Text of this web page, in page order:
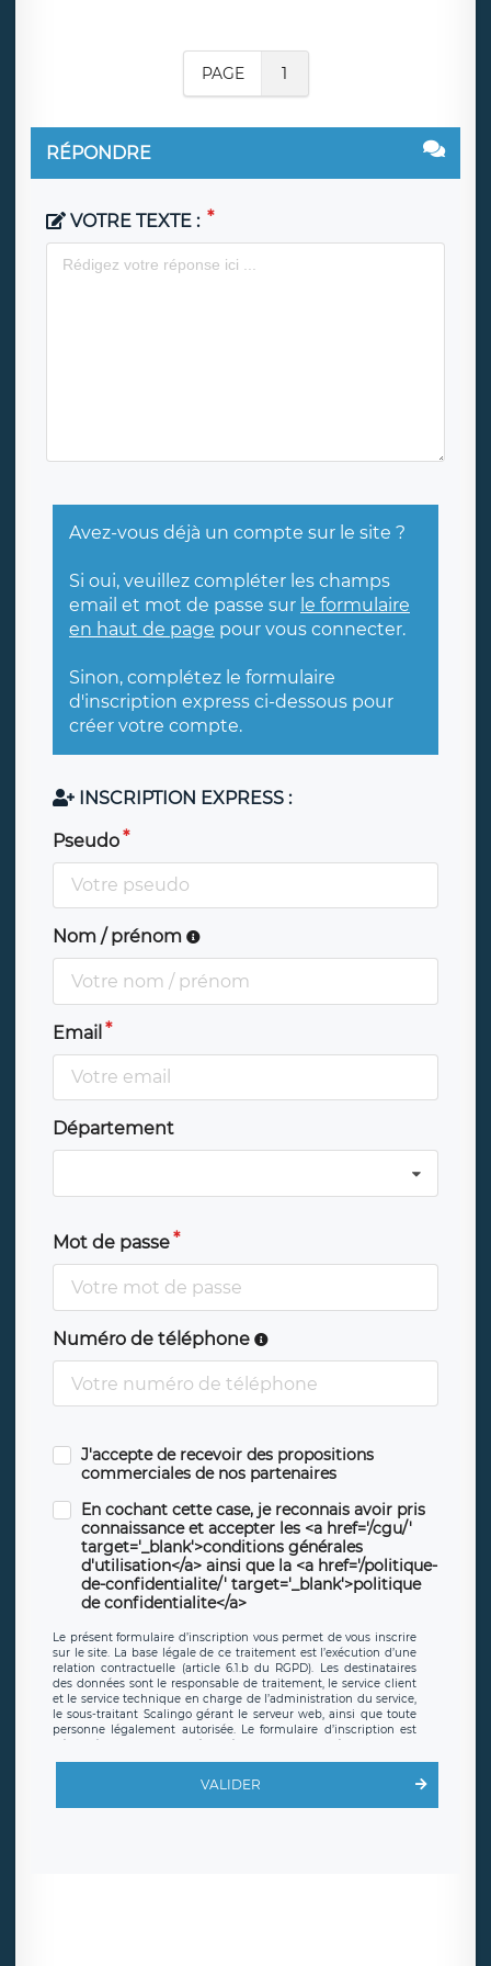
PAGE 1
RÉPONDRE
VOTRE TEXTE :
Avez-vous déjà un compte sur le site ?
Si oui, veuillez compléter les champs
email et mot de passe sur le formulaire
en haut de page pour vous connecter.
Sinon, complétez le formulaire
d'inscription express ci-dessous pour
créer votre compte.
INSCRIPTION EXPRESS :
Pseudo
Nom / prénom
Email
Département
Mot de passe
Numéro de téléphone
J'accepte de recevoir des propositions
commerciales de nos partenaires
En cochant cette case, je reconnais avoir pris
connaissance et accepter les <a href='/cgu/'
target='_blank'>conditions générales
d'utilisation</a> ainsi que la <a href='/politique-
de-confidentialite/' target='_blank'>politique
de confidentialite</a>
Le présent formulaire d’inscription vous permet de vous inscrire
sur le site. La base légale de ce traitement est l’exécution d’une
relation contractuelle (article 6.1.b du RGPD). Les destinataires
des données sont le responsable de traitement, le service client
et le service technique en charge de l’administration du service,
le sous-traitant Scalingo gérant le serveur web, ainsi que toute
personne légalement autorisée. Le formulaire d’inscription est
offrant desclauses de protection conformes au RGPD. Les
en sollicite la suppression, étant entendu que vous pouvez
demander la suppression de vos données et retirer votre
VALIDER